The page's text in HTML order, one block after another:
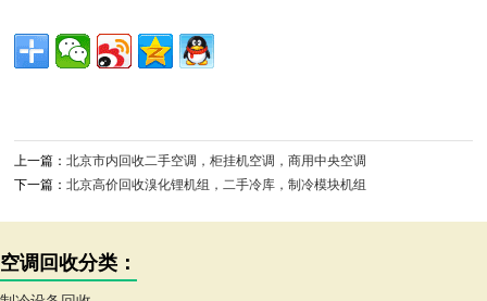
上一篇：北京市内回收二手空调，柜挂机空调，商用中央空调
下一篇：北京高价回收溴化锂机组，二手冷库，制冷模块机组
空调回收分类：